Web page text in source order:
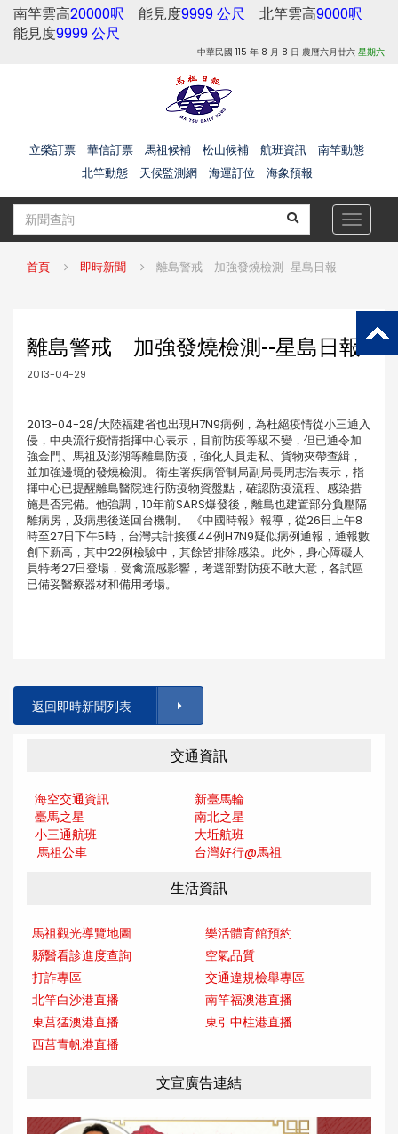
南竿雲高20000呎 能見度9999 公尺 北竿雲高9000呎
能見度9999 公尺
中華民國 115 年 8 月 8 日 農曆六月廿六 星期六
立榮訂票 華信訂票 馬祖候補 松山候補 航班資訊
南竿動態
北竿動態
天候監測網 海運訂位 海象預報
Toggle
首頁 即時新聞 離島警戒 加強發燒檢測--星島日報
離島警戒 加強發燒檢測--星島日報
2013-04-29
2013-04-28/大陸福建省也出現H7N9病例，為杜絕疫情從小三通入
侵，中央流行疫情指揮中心表示，目前防疫等級不變，但已通令加
強金門、馬祖及澎湖等離島防疫，強化人員走私、貨物夾帶查緝，
並加強邊境的發燒檢測。 衛生署疾病管制局副局長周志浩表示，指
揮中心已提醒離島醫院進行防疫物資盤點，確認防疫流程、感染措
施是否完備。他強調，10年前SARS爆發後，離島也建置部分負壓隔
離病房，及病患後送回台機制。 《中國時報》報導，從26日上午8
時至27日下午5時，台灣共計接獲44例H7N9疑似病例通報，通報數
創下新高，其中22例檢驗中，其餘皆排除感染。此外，身心障礙人
員特考27日登場，受禽流感影響，考選部對防疫不敢大意，各試區
已備妥醫療器材和備用考場。
返回即時新聞列表
交通資訊
海空交通資訊
新臺馬輪
臺馬之星
南北之星
小三通航班
大坵航班
馬祖公車
台灣好行@馬祖
生活資訊
馬祖觀光導覽地圖
樂活體育館預約
縣醫看診進度查詢
空氣品質
打詐專區
交通違規檢舉專區
北竿白沙港直播
南竿福澳港直播
東莒猛澳港直播
東引中柱港直播
西莒青帆港直播
文宣廣告連結